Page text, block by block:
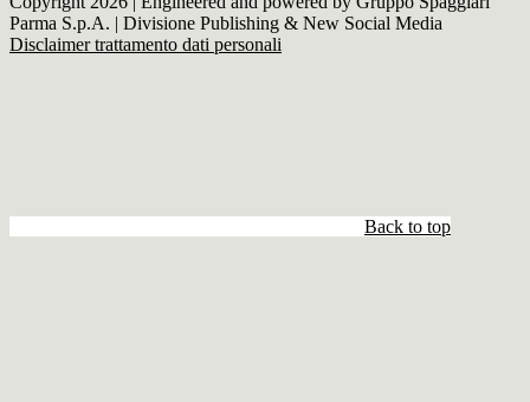
Parma S.p.A. | Divisione Publishing & New Social Media
Disclaimer trattamento dati personali
Back to top